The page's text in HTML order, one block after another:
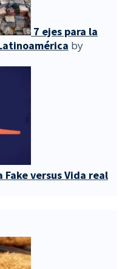
7 ejes para la
by
versus Vida real